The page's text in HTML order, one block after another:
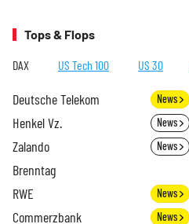
Tops & Flops
DAX US Tech 100 US 30
Deutsche Telekom News
Henkel Vz. News
Zalando News
Brenntag
RWE News
Commerzbank News